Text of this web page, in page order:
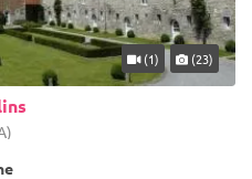
(1) (23)